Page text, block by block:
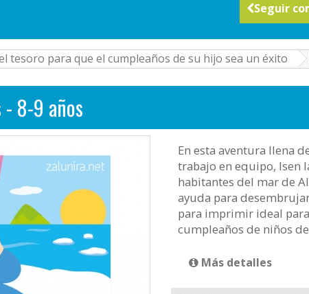
Seguir
tesoro para que el cumpleaños de su hijo sea un éxito
- 8-9 años
En esta aventura llena
trabajo en equipo, Isen
habitantes del mar de
ayuda para
para imprimir ideal
cumpleaños de niños
Más detalles